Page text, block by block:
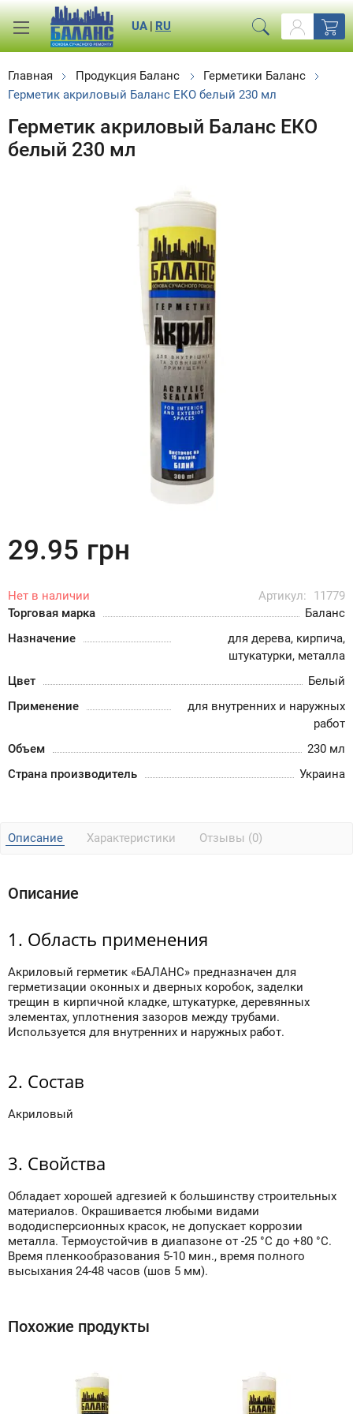
RU
|
UA
Главная Продукция Баланс
Герметики Баланс
Герметик акриловый Баланс ЕКО белый 230 мл
Герметик акриловый Баланс ЕКО
белый 230 мл
Нет в наличии Артикул:
11779
Торговая марка
Баланс
Назначение
для дерева, кирпича,
штукатурки, металла
Цвет
Белый
Применение
для внутренних и наружных
работ
Объем
230 мл
Страна производитель
Украина
29.95 грн
Описание Характеристики Отзывы (0)
Описание
1. Область применения
Акриловый герметик «БАЛАНС» предназначен для
герметизации оконных и дверных коробок, заделки
трещин в кирпичной кладке, штукатурке, деревянных
элементах, уплотнения зазоров между трубами.
Используется для внутренних и наружных работ.
2. Состав
Акриловый
3. Свойства
Обладает хорошей адгезией к большинству строительных
материалов. Окрашивается любыми видами
вододисперсионных красок, не допускает коррозии
металла. Термоустойчив в диапазоне от -25 °С до +80 °С.
Время пленкообразования 5-10 мин., время полного
высыхания 24-48 часов (шов 5 мм).
Похожие продукты